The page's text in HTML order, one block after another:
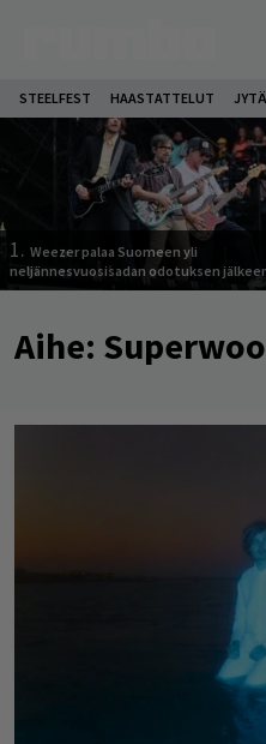
STEELFEST HAASTATTELUT
1. Weezer palaa Suomeen yli
neljännesvuosisadan odotuksen
Aihe: